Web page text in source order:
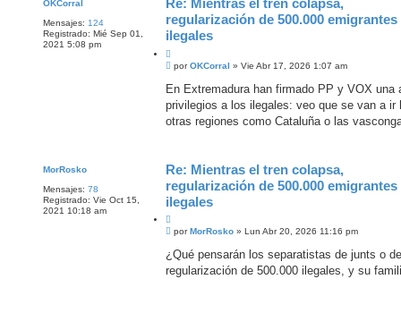
OKCorral
Mensajes: 124
Registrado: Mié Sep 01,
2021 5:08 pm
Re: Mientras el tren colapsa,
regularización de 500.000 emigrantes
ilegales
C
i
a
r
M
n
a
j
porOKCorral » Vie Abr 17, 2026 1:07 am
En Extremadura han firmado PP y VOX una
privilegios a los ilegales: veo que se van a ir
otras regiones como Cataluña o las
MorRosko
Mensajes: 78
Registrado: Vie Oct 15,
2021 10:18 am
Re: Mientras el tren colapsa,
regularización de 500.000 emigrantes
ilegales
C
i
a
r
M
n
s
a
porMorRosko» Lun Abr 20, 2026 11:16 pm
¿Qué pensarán los separatistas de junts o
regularización de 500.000 ilegales, y su